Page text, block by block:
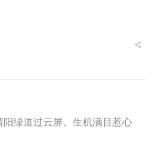
绿道过云屏。生机满目惹心